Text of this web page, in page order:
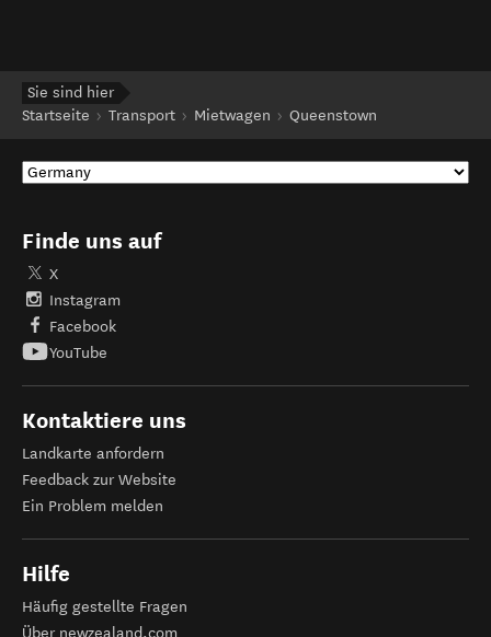
Sie sind hier
Startseite
Transport Mietwagen Queenstown
Finde uns auf
X
Instagram
Facebook
YouTube
Kontaktiere uns
Landkarte anfordern
Feedback zur Website
Ein Problem melden
Hilfe
Häufig gestellte Fragen
Über newzealand.com